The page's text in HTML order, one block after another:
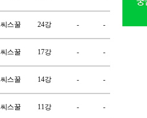
씨스꿀 24강 - -
씨스꿀 17강 - -
씨스꿀 14강 - -
씨스꿀 11강 - -